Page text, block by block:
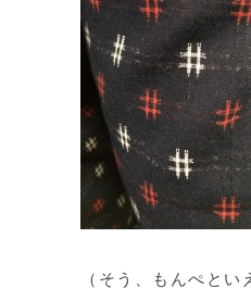
（そう、もんぺと